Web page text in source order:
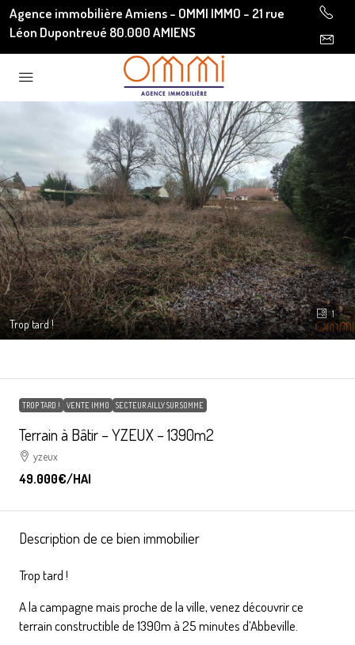
Agence immobilière Amiens - OMMI IMMO - 21 rue
Léon Dupontreué 80.000 AMIENS
1
Trop tard !
TROP TARD ! VENTE IMMO SECTEUR AILLY SUR SOMME
Terrain à Bâtir – YZEUX – 1390m2
yzeux
49.000€/HAI
Description de ce bien immobilier
Trop tard !
A la campagne mais proche de la ville, venez découvrir ce
terrain constructible de 1390m à 25 minutes d’Abbeville.